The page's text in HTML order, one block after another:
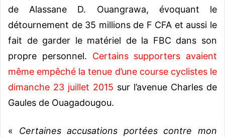
de Alassane D. Ouangrawa, évoquant le
détournement de 35 millions de F CFA et aussi le
fait de garder le matériel de la FBC dans son
propre personnel. Certains supporters avaient
même empêché la tenue d’une course cyclistes le
dimanche 23 juillet 2015 sur l’avenue Charles de
Gaules de Ouagadougou.
« Certaines accusations portées contre mon